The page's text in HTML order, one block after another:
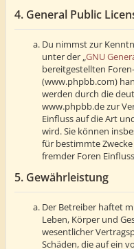
4. General Public
Du nimmst zur
unter der „GNU
bereitgestellten
(www.phpbb.com)
werden durch die
www.phpbb.de zur
Einfluss auf die Art
wird. Sie können
für bestimmte
fremder Foren
5. Gewährleistung
Der Betreiber haftet
Leben, Körper und
wesentlicher
Schäden, die auf ein